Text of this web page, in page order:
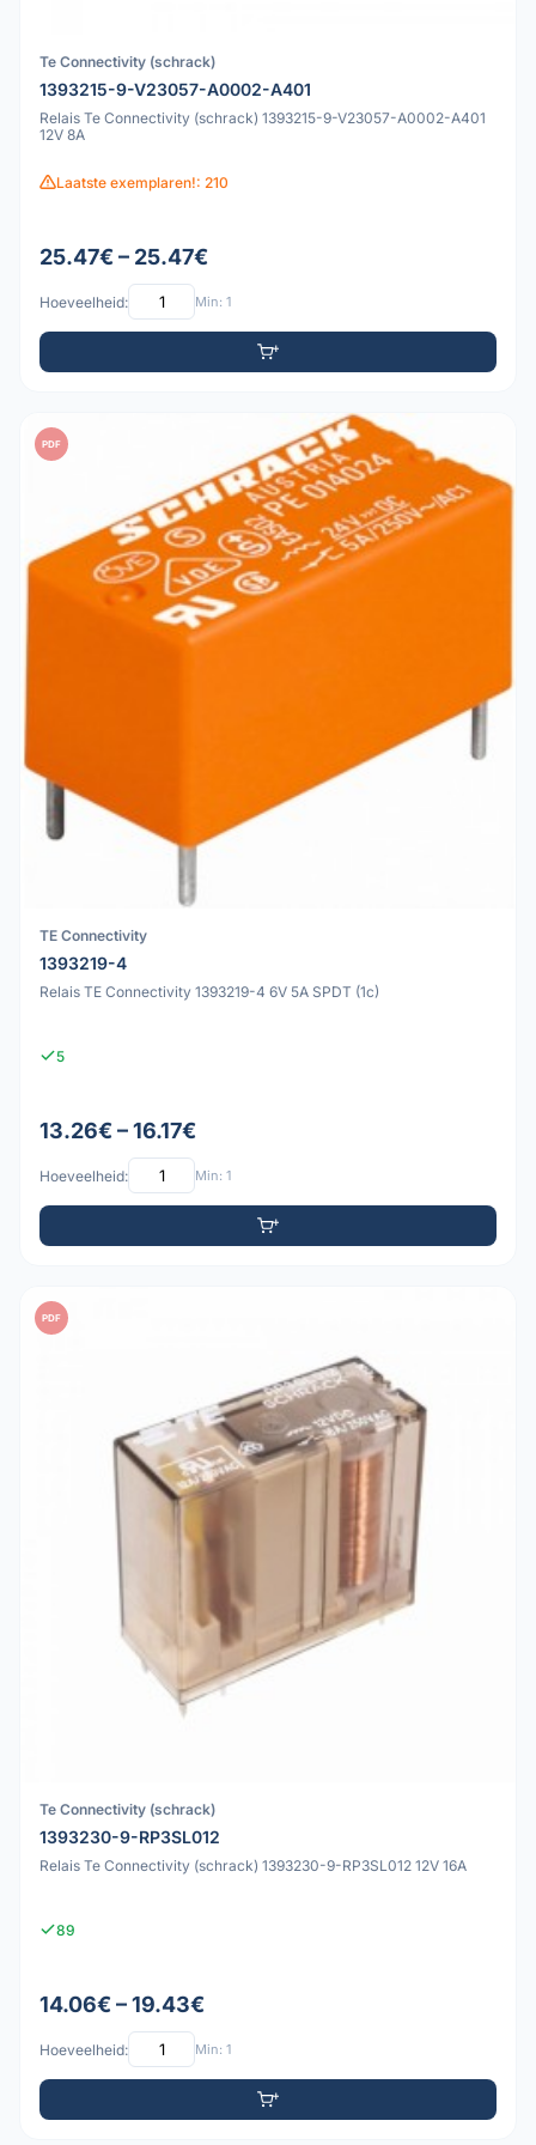
Te Connectivity (schrack)
1393215-9-V23057-A0002-A401
Relais Te Connectivity (schrack) 1393215-9-V23057-A0002-A401
12V 8A
Laatste exemplaren!: 210
25.47€ – 25.47€
Hoeveelheid: Min: 1
PDF
TE Connectivity
1393219-4
Relais TE Connectivity 1393219-4 6V 5A SPDT (1c)
5
13.26€ – 16.17€
Hoeveelheid: Min: 1
PDF
Te Connectivity (schrack)
1393230-9-RP3SL012
Relais Te Connectivity (schrack) 1393230-9-RP3SL012 12V 16A
89
14.06€ – 19.43€
Hoeveelheid: Min: 1